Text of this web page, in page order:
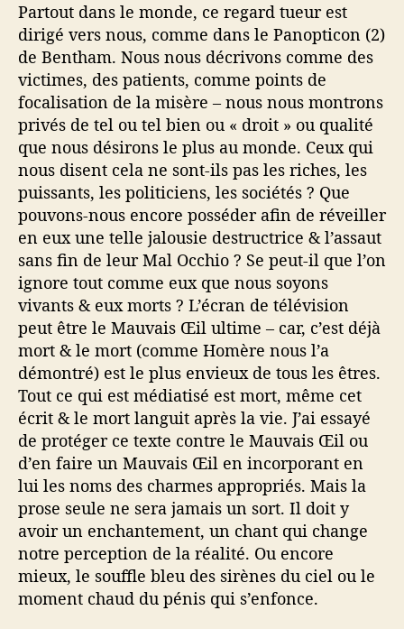
Partout dans le monde, ce regard tueur est
dirigé vers nous, comme dans le Panopticon (2)
de Bentham. Nous nous décrivons comme des
victimes, des patients, comme points de
focalisation de la misère – nous nous montrons
privés de tel ou tel bien ou « droit » ou qualité
que nous désirons le plus au monde. Ceux qui
nous disent cela ne sont-ils pas les riches, les
puissants, les politiciens, les sociétés ? Que
pouvons-nous encore posséder afin de réveiller
en eux une telle jalousie destructrice & l’assaut
sans fin de leur Mal Occhio ? Se peut-il que l’on
ignore tout comme eux que nous soyons
vivants & eux morts ? L’écran de télévision
peut être le Mauvais Œil ultime – car, c’est déjà
mort & le mort (comme Homère nous l’a
démontré) est le plus envieux de tous les êtres.
Tout ce qui est médiatisé est mort, même cet
écrit & le mort languit après la vie. J’ai essayé
de protéger ce texte contre le Mauvais Œil ou
d’en faire un Mauvais Œil en incorporant en
lui les noms des charmes appropriés. Mais la
prose seule ne sera jamais un sort. Il doit y
avoir un enchantement, un chant qui change
notre perception de la réalité. Ou encore
mieux, le souffle bleu des sirènes du ciel ou le
moment chaud du pénis qui s’enfonce.